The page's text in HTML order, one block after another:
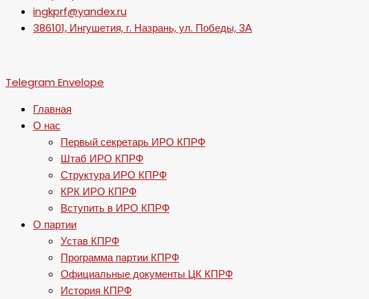
ingkprf@yandex.ru
386101, Ингушетия, г. Назрань, ул. Победы, 3А
Telegram Envelope
Главная
О нас
Первый секретарь ИРО КПРФ
Штаб ИРО КПРФ
Структура ИРО КПРФ
КРК ИРО КПРФ
Вступить в ИРО КПРФ
О партии
Устав КПРФ
Программа партии КПРФ
Официальные документы ЦК КПРФ
История КПРФ